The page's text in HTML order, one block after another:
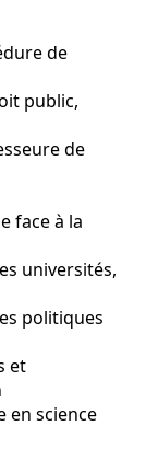
de
public,
de
face à la
universités,
politiques
et
en science